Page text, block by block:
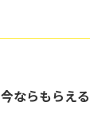
今ならもらえ